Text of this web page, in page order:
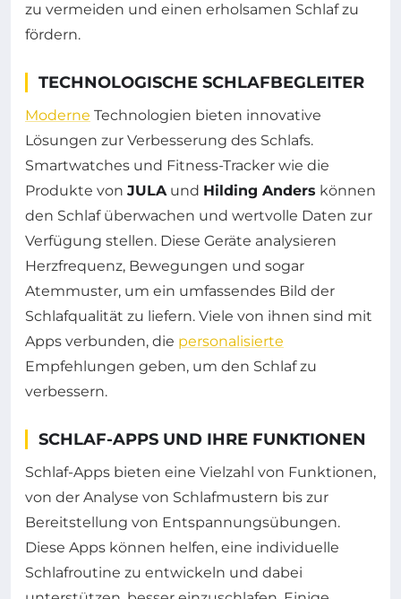
zu vermeiden und einen erholsamen Schlaf zu
fördern.
TECHNOLOGISCHE SCHLAFBEGLEITER
Moderne Technologien bieten innovative
Lösungen zur Verbesserung des Schlafs.
Smartwatches und Fitness-Tracker wie die
Produkte von JULAund Hilding Anders können
den Schlaf überwachen und wertvolle Daten zur
Verfügung stellen. Diese Geräte analysieren
Herzfrequenz, Bewegungen und sogar
Atemmuster, um ein umfassendes Bild der
Schlafqualität zu liefern. Viele von ihnen sind mit
Apps verbunden, die personalisierte
Empfehlungen geben, um den Schlaf zu
verbessern.
SCHLAF-APPS UND IHRE FUNKTIONEN
Schlaf-Apps bieten eine Vielzahl von Funktionen,
von der Analyse von Schlafmustern bis zur
Bereitstellung von Entspannungsübungen.
Diese Apps können helfen, eine individuelle
Schlafroutine zu entwickeln und dabei